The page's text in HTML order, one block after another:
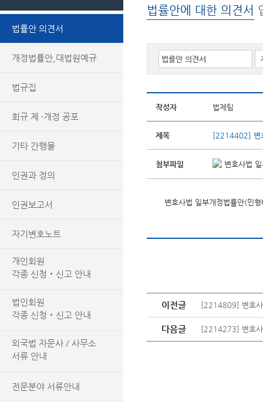
법률안 의견서
개정법률안,대법원예규
법규집
회규 제 ·개정 공포
기타 간행물
인권과 정의
인권보고서
자기변호노트
개인회원
각종 신청‧신고 안내
법인회원
각종 신청‧신고 안내
외국법 자문사 / 사무소
서류 안내
전문분야 서류안내
법률안에 대한 의견서
작성자 법제팀
제목 [2214402] 변
첨부파일 변호사법
변호사법 일부개정법률안(민
이전글 [2214809] 변호사
다음글 [2214273] 변호사